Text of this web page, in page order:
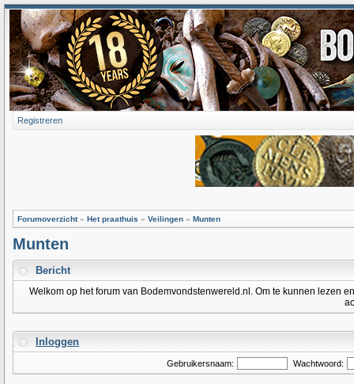
Registreren
Forumoverzicht» Het praathuis » Veilingen » Munten
Munten
Bericht
Welkom op het forum van Bodemvondstenwereld.nl. Om te kunnen lezen
Inloggen
Gebruikersnaam: Wachtwoord: